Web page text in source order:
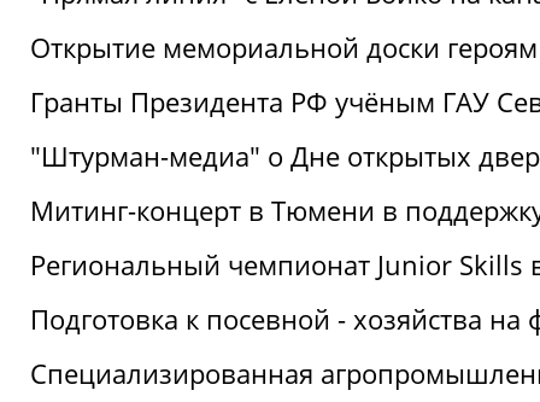
Открытие мемориальной доски
Гранты Президента РФ учёным ГАУ
"Штурман-медиа" о Дне открытых
Митинг-концерт в Тюмени в
Региональный чемпионат Junior Skills
Подготовка к посевной - хозяйства
Специализированная